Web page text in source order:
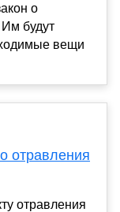
о
будут
вещи
отравления
отравления